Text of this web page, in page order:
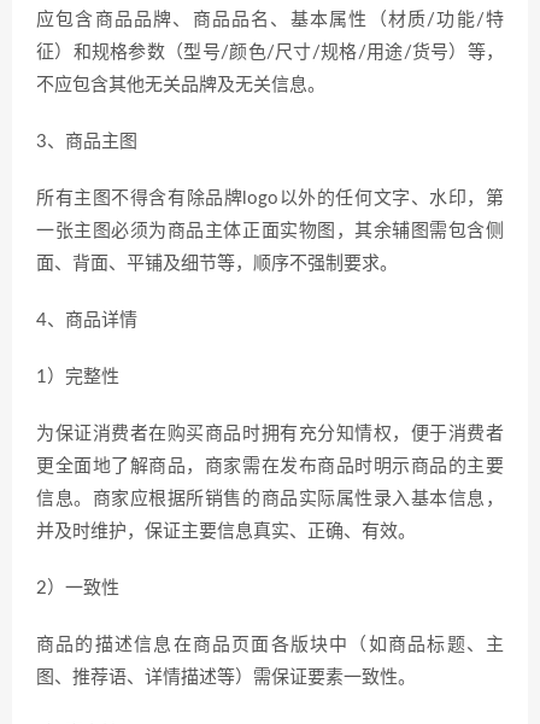
应包含商品品牌、商品品名、基本属性（材质/功能/特
征）和规格参数（型号/颜色/尺寸/规格/用途/货号）等，
不应包含其他无关品牌及无关信息。
3、商品主图
所有主图不得含有除品牌logo以外的任何文字、水印，第
一张主图必须为商品主体正面实物图，其余辅图需包含侧
面、背面、平铺及细节等，顺序不强制要求。
4、商品详情
1）完整性
为保证消费者在购买商品时拥有充分知情权，便于消费者
更全面地了解商品，商家需在发布商品时明示商品的主要
信息。商家应根据所销售的商品实际属性录入基本信息，
并及时维护，保证主要信息真实、正确、有效。
2）一致性
商品的描述信息在商品页面各版块中（如商品标题、主
图、推荐语、详情描述等）需保证要素一致性。